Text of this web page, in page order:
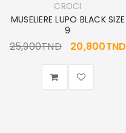
CROCI
MUSELIERE LUPO BLACK SIZE
9
25,900TND 20,800TND